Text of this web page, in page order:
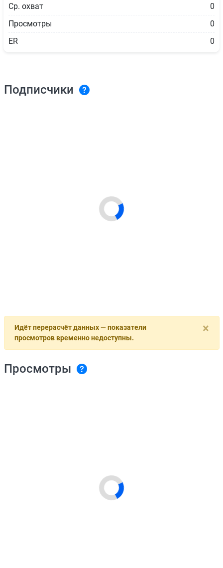
Ср. охват
0
Просмотры
0
ER
0
Подписчики
×
Идёт перерасчёт данных — показатели
просмотров временно недоступны.
Просмотры